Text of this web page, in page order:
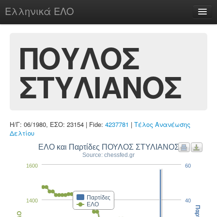
Ελληνικά ΕΛΟ
chesstu.be @ discord
Login
ΠΟΥΛΟΣ
ΣΤΥΛΙΑΝΟΣ
Η/Γ: 06/1980, ΕΣΟ: 23154 | Fide: 4237781 | Τέλος Ανανέωσης
Δελτίου
ΕΛΟ και Παρτίδες ΠΟΥΛΟΣ ΣΤΥΛΙΑΝΟΣ
Source: chessfed.gr
Παρτίδες
ΕΛΟ
1400
1600
40
60